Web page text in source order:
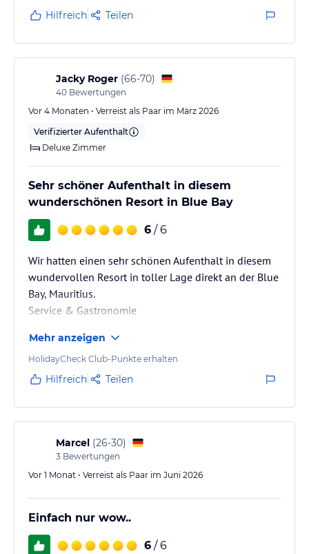
Hilfreich Teilen
Jacky Roger (66-70)
40 Bewertungen
Vor 4 Monaten • Verreist als Paar im März 2026
Verifizierter Aufenthalt
Deluxe Zimmer
Sehr schöner Aufenthalt in diesem
wunderschönen Resort in Blue Bay
6 / 6
Wir hatten einen sehr schönen Aufenthalt in diesem
wundervollen Resort in toller Lage direkt an der Blue
Bay, Mauritius.
Service & Gastronomie
das Essen ist wirklich lecker.
Schnorcheln & Aktivitäten
Besonders hervorzuheben ist das tolle
dazu war der kostenlose Bootsausflug in der Nähe
des Resorts eher enttäuschend, da dort leider alle
Korallen abgestorben sind.
Was uns aufgefallen ist
Ein paar Kleinigkeiten…
Mehr anzeigen
HolidayCheck Club-Punkte erhalten
Hilfreich Teilen
Marcel (26-30)
3 Bewertungen
Vor 1 Monat • Verreist als Paar im Juni 2026
Einfach nur wow..
6 / 6